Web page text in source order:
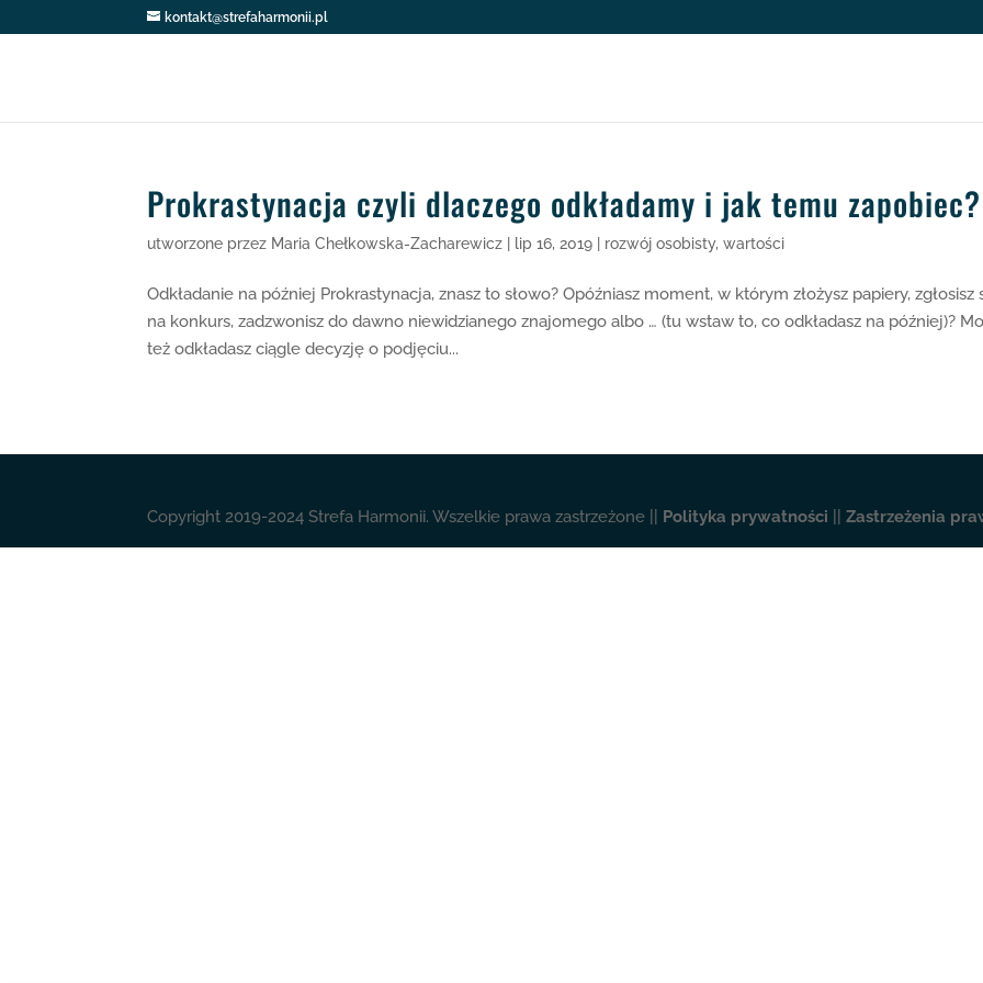
kontakt@strefaharmonii.pl
Prokrastynacja czyli dlaczego odkładamy i jak temu zapobiec?
utworzone przez Maria Chełkowska-Zacharewicz lip 16, 2019 rozwój osobisty,wartości
Odkładanie na później Prokrastynacja, znasz to słowo? Opóźniasz moment, w którym złożysz papiery, zgłosisz
na konkurs, zadzwonisz do dawno niewidzianego znajomego albo … (tu wstaw to, co odkładasz na później)?
też odkładasz ciągle decyzję o podjęciu...
Copyright 2019-2024 Strefa Harmonii. Wszelkie prawa zastrzeżone || Polityka prywatności ||Zastrzeżenia